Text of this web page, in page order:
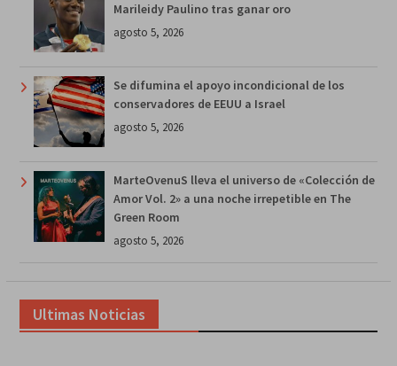
Marileidy Paulino tras ganar oro
agosto 5, 2026
Se difumina el apoyo incondicional de los
conservadores de EEUU a Israel
agosto 5, 2026
MarteOvenuS lleva el universo de «Colección de
Amor Vol. 2» a una noche irrepetible en The
Green Room
agosto 5, 2026
Ultimas Noticias